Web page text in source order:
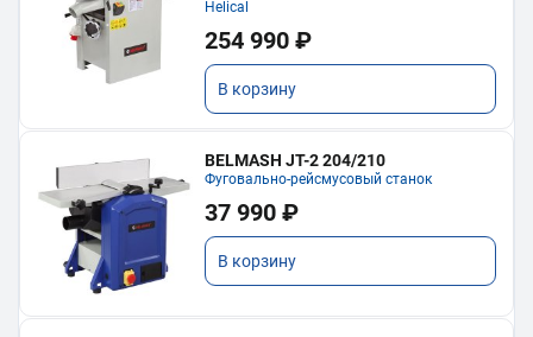
Helical
254 990 ₽
В корзину
BELMASH JT-2 204/210
Фуговально-рейсмусовый станок
37 990 ₽
В корзину